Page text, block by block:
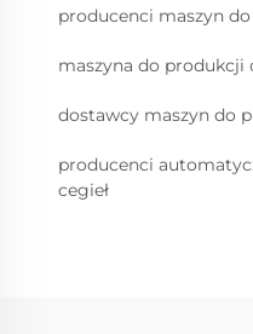
producenci maszyn
maszyna do produkcji
dostawcy maszyn do
producenci
cegieł